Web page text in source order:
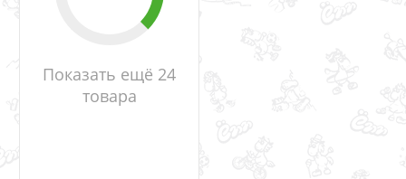
Показать ещё 24
товара